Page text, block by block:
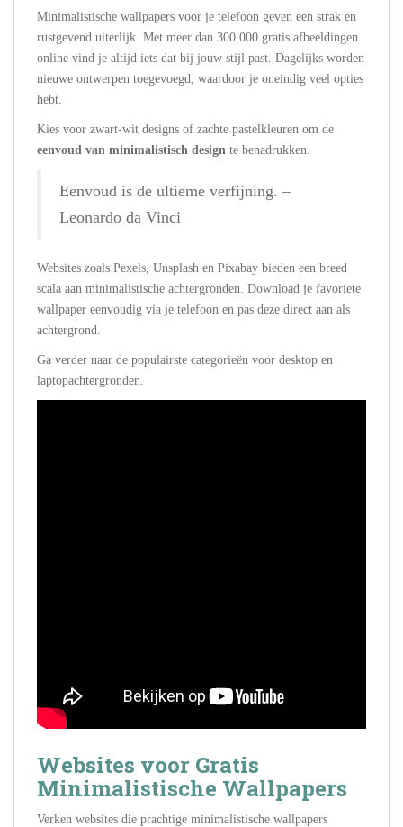
Minimalistische wallpapers voor je telefoon geven een strak en
rustgevend uiterlijk. Met meer dan 300.000 gratis afbeeldingen
online vind je altijd iets dat bij jouw stijl past. Dagelijks worden
nieuwe ontwerpen toegevoegd, waardoor je oneindig veel opties
hebt.
Kies voor zwart-wit designs of zachte pastelkleuren om de
eenvoud van minimalistisch design te benadrukken.
Eenvoud is de ultieme verfijning. –
Leonardo da Vinci
Websites zoals Pexels, Unsplash en Pixabay bieden een breed
scala aan minimalistische achtergronden. Download je favoriete
wallpaper eenvoudig via je telefoon en pas deze direct aan als
achtergrond.
Ga verder naar de populairste categorieën voor desktop en
laptopachtergronden.
Websites voor Gratis
Minimalistische Wallpapers
Verken websites die prachtige minimalistische wallpapers